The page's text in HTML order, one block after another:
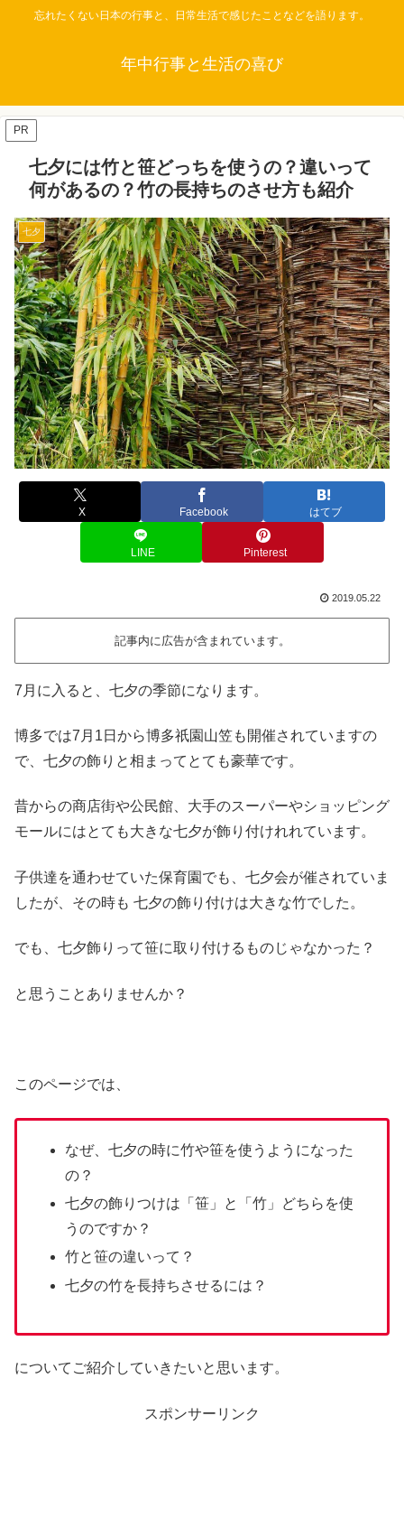
忘れたくない日本の行事と、日常生活で感じたことなどを語ります。
年中行事と生活の喜び
PR
七夕には竹と笹どっちを使うの？違いって
何があるの？竹の長持ちのさせ方も紹介
七夕
X Facebook はてブ
LINE Pinterest
2019.05.22
記事内に広告が含まれています。
7月に入ると、七夕の季節になります。
博多では7月1日から博多祇園山笠も開催されていますの
で、七夕の飾りと相まってとても豪華です。
昔からの商店街や公民館、大手のスーパーやショッピング
モールにはとても大きな七夕が飾り付けれれています。
子供達を通わせていた保育園でも、七夕会が催されていま
したが、その時も 七夕の飾り付けは大きな竹でした。
でも、七夕飾りって笹に取り付けるものじゃなかった？
と思うことありませんか？
このページでは、
なぜ、七夕の時に竹や笹を使うようになった
の？
七夕の飾りつけは「笹」と「竹」どちらを使
うのですか？
竹と笹の違いって？
七夕の竹を長持ちさせるには？
についてご紹介していきたいと思います。
スポンサーリンク